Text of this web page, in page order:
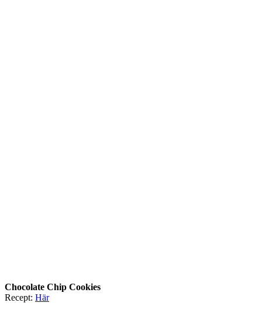
Chocolate Chip Cookies
Recept: Här